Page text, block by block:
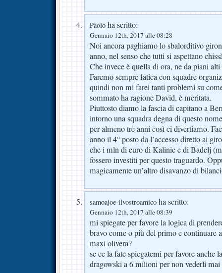
Paolo ha scritto:
Gennaio 12th, 2017 alle 08:28
Noi ancora paghiamo lo sbalorditivo
anno, nel senso che tutti si aspettano
Che invece è quella di ora, ne da piani alti
Faremo sempre fatica con squadre
quindi non mi farei tanti problemi su
sommato ha ragione David, è meritata.
Piuttosto diamo la fascia di capitano a
intorno una squadra degna di questo
per almeno tre anni così ci divertiamo.
anno il 4° posto da l’accesso diretto ai
che i mln di euro di Kalinic e di Badelj
fossero investiti per questo traguardo.
magicamente un’altro disavanzo di
samoajoe-ilvostroamico ha scritto:
Gennaio 12th, 2017 alle 08:39
mi spiegate per favore la logica di
bravo come o più del primo e continuare
maxi olivera?
se ce la fate spiegatemi per favore anche
dragowski a 6 milioni per non vederli